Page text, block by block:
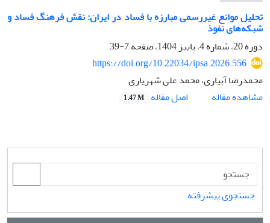
تحلیل موانع غیررسمی مبارزه با فساد در ایران: نقش فرهنگ فساد و
شبکه‌های نفوذ
دوره 20، شماره 4، پاییز 1404، صفحه
7-39
https://doi.org/10.22034/ipsa.2026.556
محمدرضا آبیاری، محمد علی شهریاری
مشاهده مقاله
اصل مقاله 1.47 M
جستجوی پیشرفته